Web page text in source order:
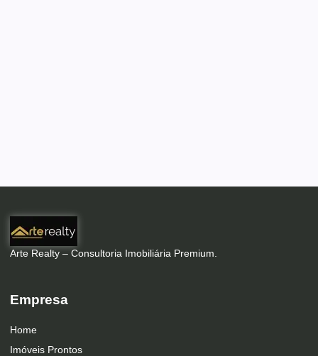
Arte Realty – Consultoria Imobiliária Premium.
Empresa
Home
Imóveis Prontos